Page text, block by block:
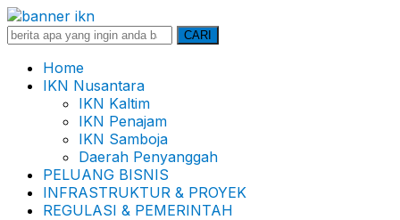
Search
CARI
Home
IKN Nusantara
IKN Kaltim
IKN Penajam
IKN Samboja
Daerah Penyanggah
PELUANG BISNIS
INFRASTRUKTUR & PROYEK
REGULASI & PEMERINTAH